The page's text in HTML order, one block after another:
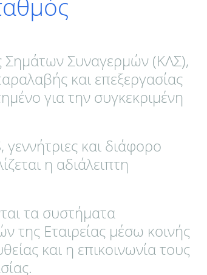
Σημάτων Συναγερμών (ΚΛΣ),
και επεξεργασίας
για την συγκεκριμένη
γεννήτριες και διάφορο
η αδιάλειπτη
τα συστήματα
Εταιρείας μέσω κοινής
και η επικοινωνία τους